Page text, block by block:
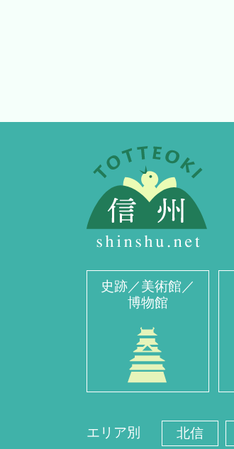
史跡／美術館／
博物館
エリア別 北信